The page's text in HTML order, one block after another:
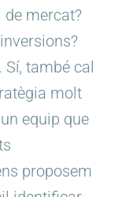
de mercat?
Sí, també cal
molt
equip que
proposem